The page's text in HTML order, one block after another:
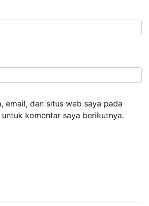
email, dan situs web saya pada
komentar saya berikutnya.